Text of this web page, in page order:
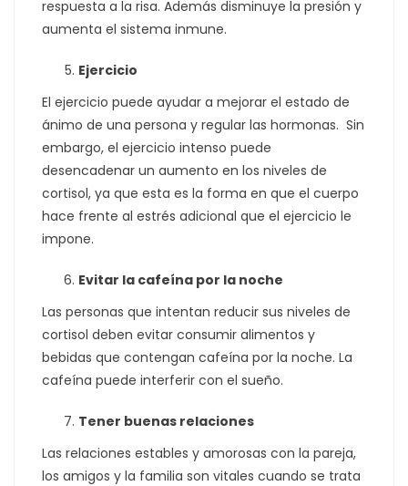
respuesta a la risa. Además disminuye la presión y
aumenta el sistema inmune.
Ejercicio
El ejercicio puede ayudar a mejorar el estado de
ánimo de una persona y regular las hormonas. Sin
embargo, el ejercicio intenso puede
desencadenar un aumento en los niveles de
cortisol, ya que esta es la forma en que el cuerpo
hace frente al estrés adicional que el ejercicio le
impone.
Evitar la cafeína por la noche
Las personas que intentan reducir sus niveles de
cortisol deben evitar consumir alimentos y
bebidas que contengan cafeína por la noche. La
cafeína puede interferir con el sueño.
Tener buenas relaciones
Las relaciones estables y amorosas con la pareja,
los amigos y la familia son vitales cuando se trata